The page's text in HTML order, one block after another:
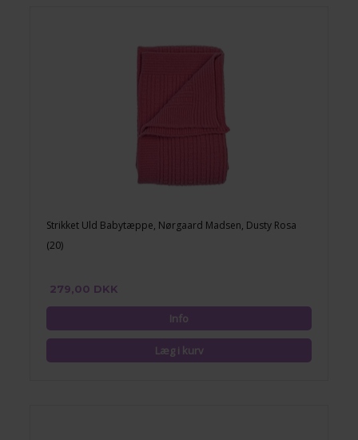
Strikket Uld Babytæppe, Nørgaard Madsen, Dusty Rosa
(20)
279,00 DKK